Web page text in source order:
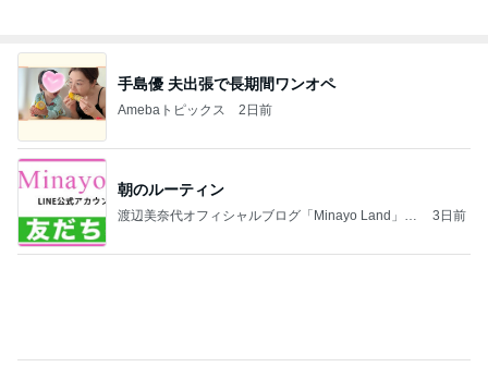
手島優 夫出張で長期間ワンオペ
Amebaトピックス 2日前
朝のルーティン
渡辺美奈代オフィシャルブログ「Minayo Land」P
3日前